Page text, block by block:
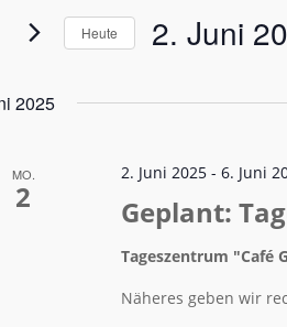
Heute 2. Juni
2025
MO.
2 Geplant:
2. Juni 2025 -6. Juni
Tageszentrum "Café
Näheres geben wir